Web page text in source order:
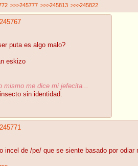
>>>245777 >>>245813 >>>245822
245767
puta es algo malo?
eskizo
mismo me dice mi jefecita...
sin identidad.
245771
incel de /pe/ que se siente basado por